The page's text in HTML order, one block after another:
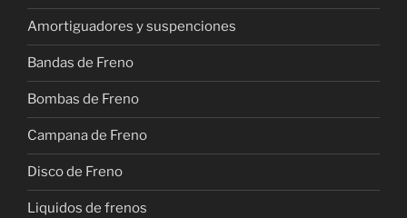
Amortiguadores y suspenciones
Bandas de Freno
Bombas de Freno
Campana de Freno
Disco de Freno
Liquidos de frenos